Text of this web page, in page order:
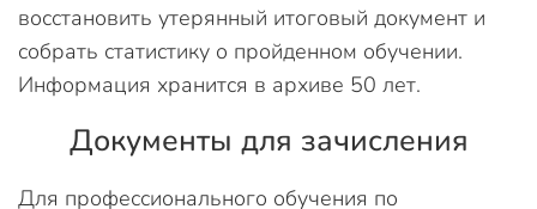
восстановить утерянный итоговый документ и
собрать статистику о пройденном обучении.
Информация хранится в архиве 50 лет.
Документы для зачисления
Для профессионального обучения по